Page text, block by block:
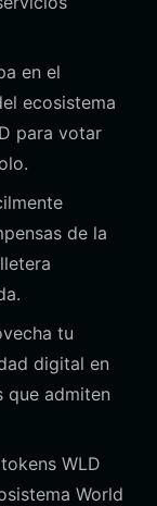
en el
ecosistema
para votar
de la
tu
digital en
que admiten
WLD
World